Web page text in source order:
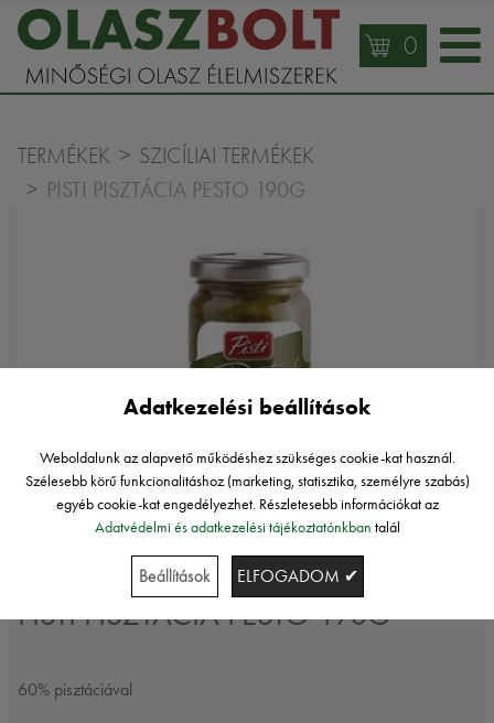
0
TERMÉKEK SZICÍLIAI TERMÉKEK
PISTI PISZTÁCIA PESTO 190G
PISTI PISZTÁCIA PESTO 190G
60% pisztáciával
Adatkezelési beállítások
Weboldalunk az alapvető működéshez szükséges cookie-kat használ.
Szélesebb körű funkcionalitáshoz (marketing, statisztika, személyre szabás)
egyéb cookie-kat engedélyezhet. Részletesebb információkat az
Adatvédelmi és adatkezelési tájékoztatónkban talál
Beállítások ELFOGADOM ✔